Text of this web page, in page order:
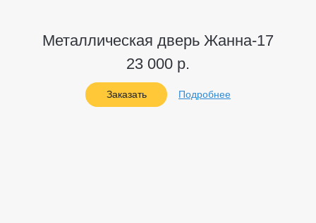
Металлическая дверь Жанна-17
23 000 р.
Заказать Подробнее